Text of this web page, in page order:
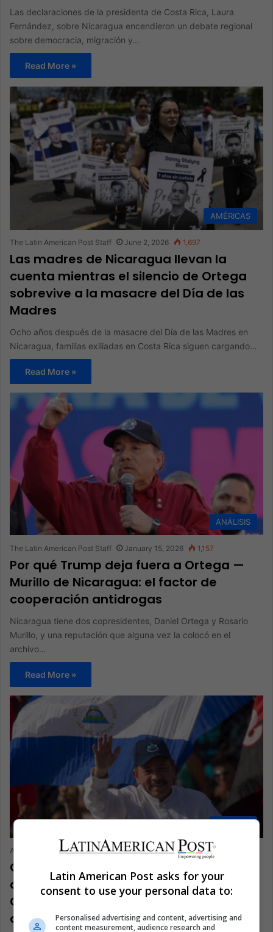
Las declaraciones de la presidenta de Costa Rica, Laura
Fernández, sobre Nicaragua encendieron un debate regional
sobre democracia, migración y…
Read More »
AMÉRICAS
The Latin American Post Staff June 2, 2026 1,697
Las madres de Nicaragua llevan la
cuenta mientras el silencio de Ortega
sobrevive a la masacre del Día de las
Madres
Ocho años después de la masacre del Día de las Madres en
Nicaragua, familias exiliadas en Costa Rica siguen cargando…
Read More »
ANÁLISIS
The Latin American Post Staff January 15, 2026 1,157
Por qué Trump deja fuera a Ortega —
Murillo de Nicaragua: el factor de
cooperación antidrogas
Nicaragua tiene dos copresidentes, Daniel Ortega y Rosario
Murillo, y una reputación que alguna vez la colocó en el
archivo…
Read More »
Arturo Leyva November 17, 2025 3,438
Ochenta años y atrincherado: el
cumpleaños de búnker de Daniel
Ortega y la autocracia nicaragüense
que el tiempo construyó
Latin American Post asks for your
consent to use your personal data to:
Personalised advertising and content, advertising and
content measurement, audience research and